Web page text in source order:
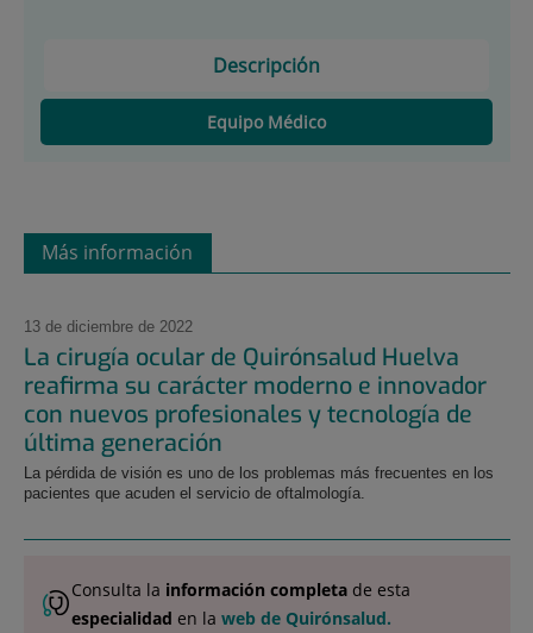
Descripción
Equipo Médico
Más información
13 de diciembre de 2022
La cirugía ocular de Quirónsalud Huelva
reafirma su carácter moderno e innovador
con nuevos profesionales y tecnología de
última generación
La pérdida de visión es uno de los problemas más frecuentes en los
pacientes que acuden el servicio de oftalmología.
Consulta la información completade esta
especialidad en la web de Quirónsalud.